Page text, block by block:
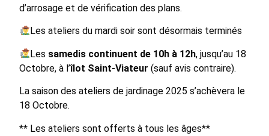
d’arrosage et de vérification des plans.
Les ateliers du mardi soir sont désormais terminés
Les samedis continuent de 10h à 12h, jusqu’au 18
Octobre, à l’îlot Saint-Viateur (sauf avis contraire).
La saison des ateliers de jardinage 2025 s’achèvera le
18 Octobre.
** Les ateliers sont offerts à tous les âges**